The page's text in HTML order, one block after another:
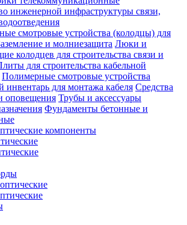
инженерной инфраструктуры связи,
смотровые устройства (колодцы) для
и молниезащита Люки и
колодцев для строительства связи и
для строительства кабельной
Полимерные смотровые устройства
инвентарь для монтажа кабеля Средства
оповещения Трубы и аксессуары
Фундаменты бетонные и
компоненты